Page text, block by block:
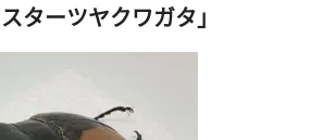
ターツヤクワガタ」